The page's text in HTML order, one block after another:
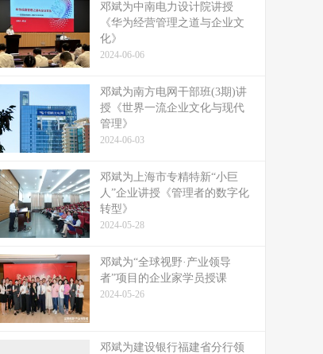
邓斌为中南电力设计院讲授
《华为经营管理之道与企业文
化》
2024-06-06
邓斌为南方电网干部班(3期)讲
授《世界一流企业文化与现代
管理》
2024-06-03
邓斌为上海市专精特新“小巨
人”企业讲授《管理者的数字化
转型》
2024-05-28
邓斌为“全球视野·产业领导
者”项目的企业家学员授课
2024-05-26
邓斌为建设银行福建省分行领